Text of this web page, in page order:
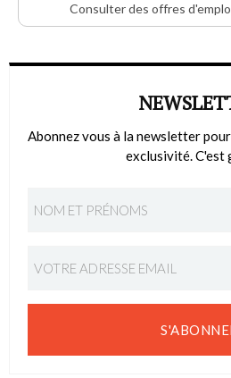
Consulter des offres
Abonnez vous à la newsletter
exclusivité. C'est